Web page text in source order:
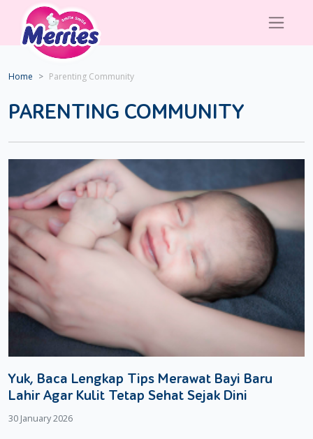
Home Parenting Community
PARENTING COMMUNITY
Yuk, Baca Lengkap Tips Merawat Bayi Baru
Lahir Agar Kulit Tetap Sehat Sejak Dini
30 January 2026